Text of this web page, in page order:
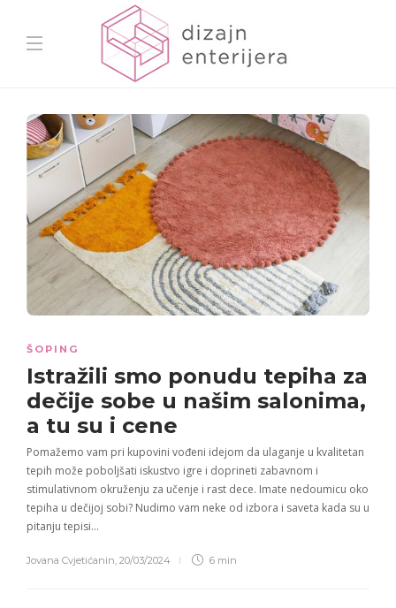
ŠOPING
Istražili smo ponudu tepiha za
dečije sobe u našim salonima,
a tu su i cene
Pomažemo vam pri kupovini vođeni idejom da ulaganje u kvalitetan
tepih može poboljšati iskustvo igre i doprineti zabavnom i
stimulativnom okruženju za učenje i rast dece. Imate nedoumicu oko
tepiha u dečijoj sobi? Nudimo vam neke od izbora i saveta kada su u
pitanju tepisi…
Jovana Cvjetićanin, 20/03/2024 6 min